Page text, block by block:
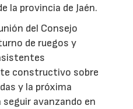
la provincia de Jaén.
del Consejo
de ruegos y
constructivo sobre
y la próxima
avanzando en